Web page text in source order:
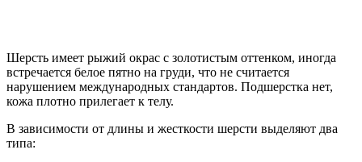
Шерсть имеет рыжий окрас с золотистым оттенком, иногда
встречается белое пятно на груди, что не считается
нарушением международных стандартов. Подшерстка нет,
кожа плотно прилегает к телу.
В зависимости от длины и жесткости шерсти выделяют два
типа: